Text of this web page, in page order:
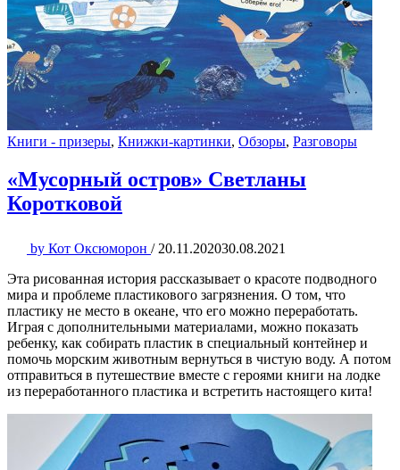
Книги - призеры, Книжки-картинки, Обзоры, Разговоры
«Мусорный остров» Светланы
Коротковой
by Кот Оксюморон / 20.11.202030.08.2021
Эта рисованная история рассказывает о красоте подводного
мира и проблеме пластикового загрязнения. О том, что
пластику не место в океане, что его можно переработать.
Играя с дополнительными материалами, можно показать
ребенку, как собирать пластик в специальный контейнер и
помочь морским животным вернуться в чистую воду. А потом
отправиться в путешествие вместе с героями книги на лодке
из переработанного пластика и встретить настоящего кита!